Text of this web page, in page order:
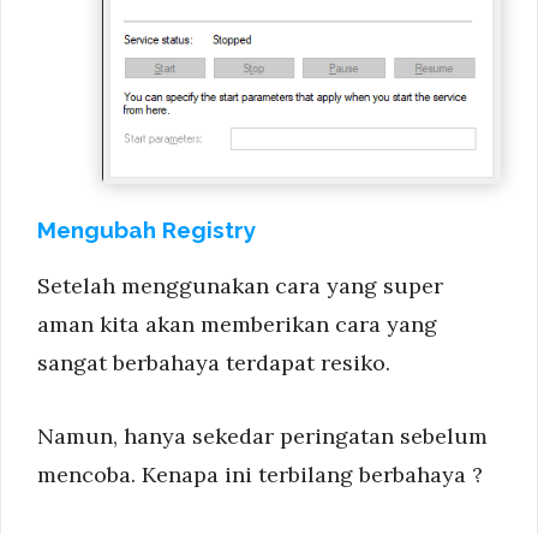
Mengubah Registry
Setelah menggunakan cara yang super
aman kita akan memberikan cara yang
sangat berbahaya terdapat resiko.
Namun, hanya sekedar peringatan sebelum
mencoba. Kenapa ini terbilang berbahaya ?